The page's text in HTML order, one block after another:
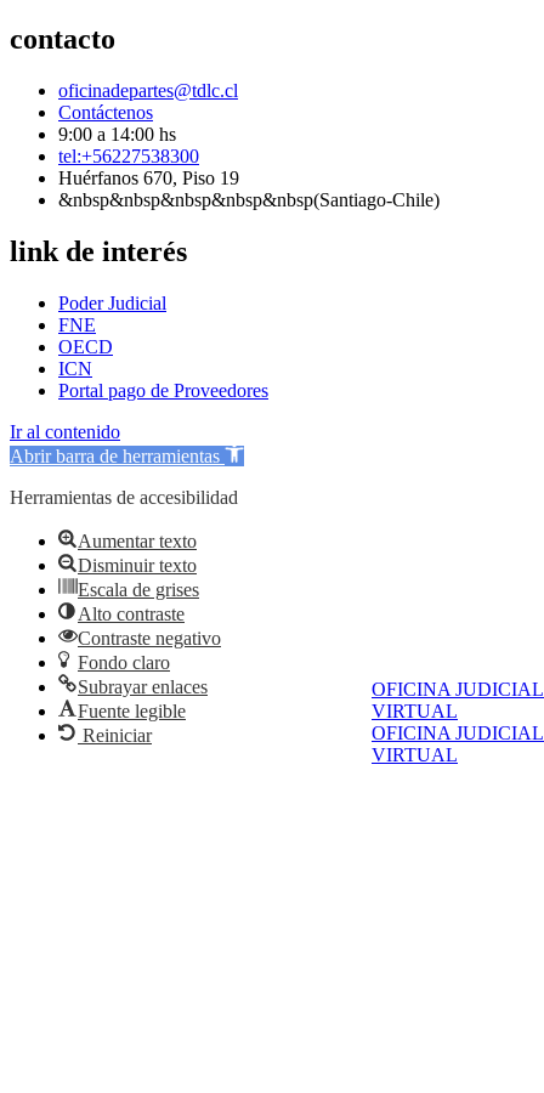
OFICINA JUDICIAL
VIRTUAL
OFICINA JUDICIAL
VIRTUAL
contacto
oficinadepartes@tdlc.cl
Contáctenos
9:00 a 14:00 hs
tel:+56227538300
Huérfanos 670, Piso 19
&nbsp&nbsp&nbsp&nbsp&nbsp(Santiago-Chile)
link de interés
Poder Judicial
FNE
OECD
ICN
Portal pago de Proveedores
Ir al contenido
Abrir barra de herramientas
Herramientas de accesibilidad
Aumentar texto
Disminuir texto
Escala de grises
Alto contraste
Contraste negativo
Fondo claro
Subrayar enlaces
Fuente legible
Reiniciar